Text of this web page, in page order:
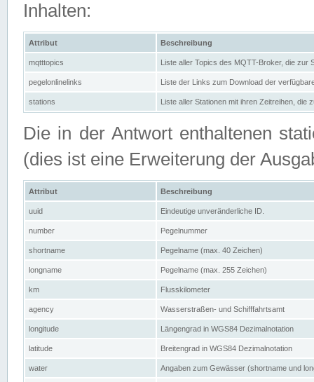
Inhalten:
Attribut Beschreibung
mqtttopics Liste aller Topics des MQTT-Broker, die zur
pegelonlinelinks Liste der Links zum Download der
stations Liste aller Stationen mit ihren Zeitreihen, die
Die in der Antwort enthaltenen
(dies ist eine Erweiterung der
Attribut Beschreibung
uuid Eindeutige unveränderliche ID.
number Pegelnummer
shortname Pegelname (max. 40 Zeichen)
longname Pegelname (max. 255 Zeichen)
km Flusskilometer
agency Wasserstraßen- und Schifffahrtsamt
longitude Längengrad in WGS84 Dezimalnotation
latitude Breitengrad in WGS84 Dezimalnotation
water Angaben zum Gewässer (shortname und